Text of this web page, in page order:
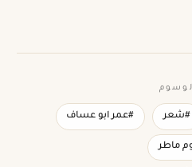
#شعر #عمر ابو عساف
ماطر